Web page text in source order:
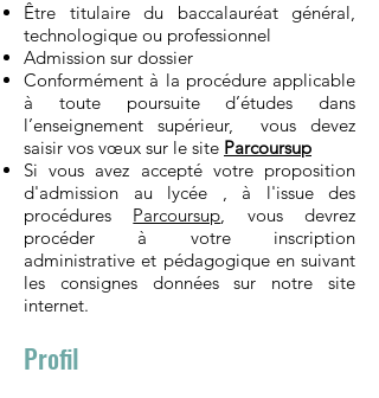
Être titulaire du baccalauréat général,
technologique ou professionnel
Admission sur dossier
Conformément à la procédure applicable
à toute poursuite d’études dans
l’enseignement supérieur, vous devez
saisir vos vœux sur le site Parcoursup​
Si vous avez accepté votre proposition
d'admission au lycée , à l'issue des
procédures Parcoursup, vous devrez
procéder à votre inscription
administrative et pédagogique en suivant
les consignes données sur notre site
internet.
Profil